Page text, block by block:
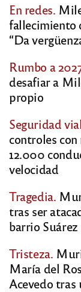
En redes.
fallecimiento
“Da
Rumbo a
desafiar a
propio
Seguridad
controles con
12.000
velocidad
Tragedia.
tras ser
barrio Suárez
Tristeza.
María del
Acevedo tras